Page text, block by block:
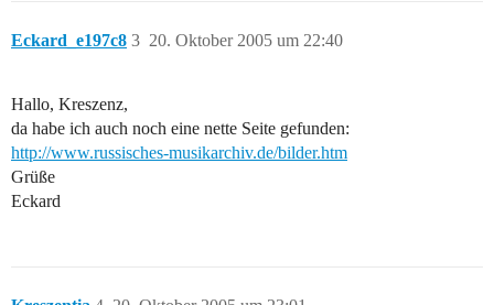
Eckard_e197c8 20. Oktober 2005 um 22:40
3
Hallo, Kreszenz,
da habe ich auch noch eine nette Seite gefunden:
http://www.russisches-musikarchiv.de/bilder.htm
Grüße
Eckard